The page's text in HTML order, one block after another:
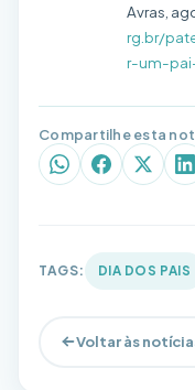
Avras,
rg.br/
r-um-
Compartilhe esta
WhatsAppFacebook
X
TAGS: DIA DOS PAIS
Voltar às